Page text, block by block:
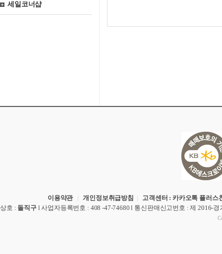
세일코너샵
이용약관 |개인정보취급방침 | 고객센터 : 카카오톡 플러스
상호 : 돌직구 l사업자등록번호 : 408 -47-74680 l 통신판매신고번호 : 제 2016-